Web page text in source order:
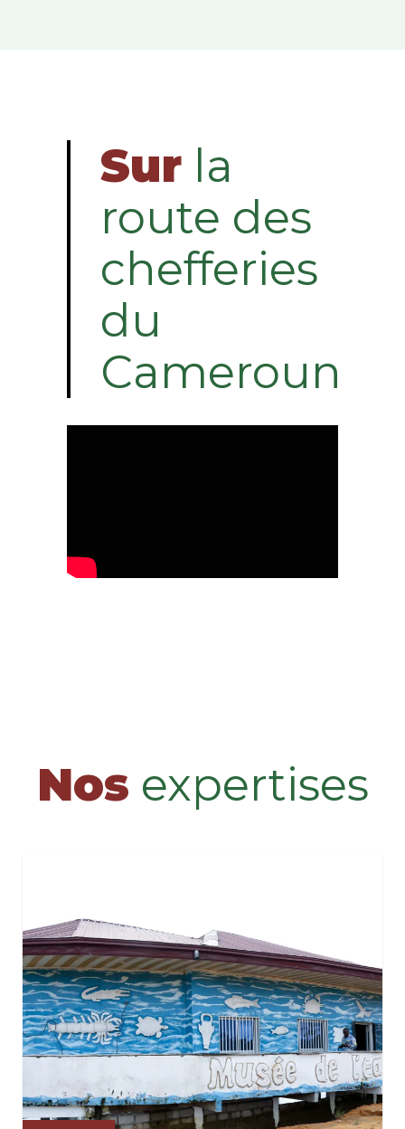
Sur la
route des
chefferies
du
Cameroun
Nos expertises